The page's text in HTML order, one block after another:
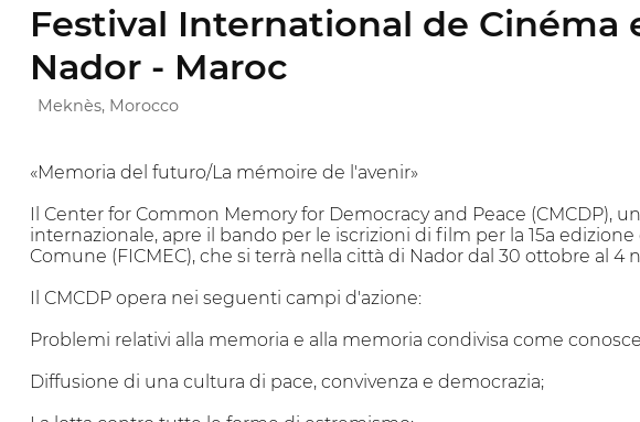
Festival International de
Nador - Maroc
Meknès, Morocco
«Memoria del futuro/La mémoire de l'avenir»
Il Center for Common Memory for Democracy and Peace (CMCDP),
internazionale, apre il bando per le iscrizioni di film per la 15a
Comune (FICMEC), che si terrà nella città di Nador dal 30 ottobre al 4
Il CMCDP opera nei seguenti campi d'azione:
Problemi relativi alla memoria e alla memoria condivisa come
Diffusione di una cultura di pace, convivenza e democrazia;